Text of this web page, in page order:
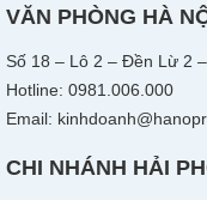
VĂN PHÒNG HÀ
Số 18 – Lô 2 – Đền Lừ 2
Hotline: 0981.006.000
Email:
CHI NHÁNH HẢI